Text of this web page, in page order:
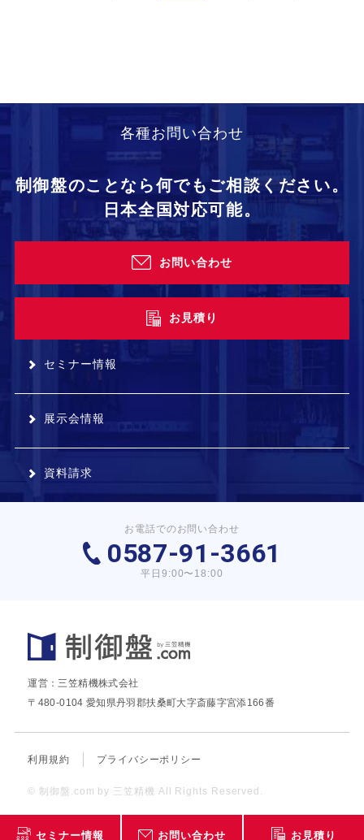
各種お問い合わせ
制御盤のことなら何でもご相談ください。
日本全国対応可能。
お問い合わせ
お見積り
セミナー情報
展示会情報
資料請求
お電話でのお問い合わせ
0587-91-3661
平日9:00〜18:00
運営：三笠精機株式会社
〒480-0104 愛知県丹羽郡扶桑町大字斎藤字宮添166番
利用規約 プライバシーポリシー
© 制御盤.com by 三笠精機 All Rights Reserved.
セミナー情報 お問い合わせ お見積り